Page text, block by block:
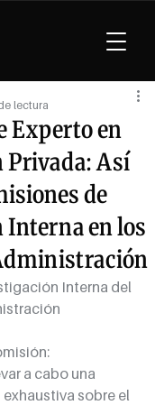
Experto en
Así
de
en los
lectura
Interna del
a cabo una
sobre el